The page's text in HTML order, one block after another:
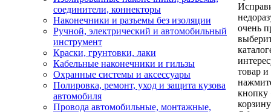
соединители, коннекторы
Наконечники и разъемы без изоляции
Ручной, электрический и автомобильный
инструмент
Краски, грунтовки, лаки
Кабельные наконечники и гильзы
Охранные системы и аксессуары
Полировка, ремонт, уход и защита кузова
автомобиля
Провода автомобильные, монтажные,
очень
товар и
кнопку